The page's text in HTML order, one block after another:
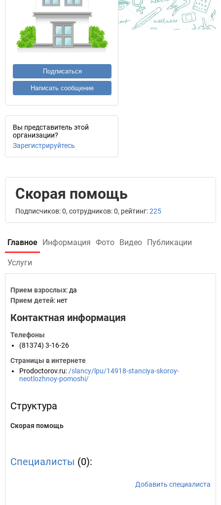
Подписаться
Написать сообщение
Вы представитель этой
организации?
Зарегистрируйтесь
Скорая помощь
Подписчиков: 0, сотрудников: 0, рейтинг:225
Главное Информация Фото Видео Публикации
Услуги
Прием взрослых: да
Прием детей: нет
Контактная информация
Телефоны
(81374) 3-16-26
Страницы в интернете
Prodoctorov.ru: /slancy/lpu/14918-stanciya-skoroy-
neotlozhnoy-pomoshi/
Структура
Скорая помощь
Специалисты (0):
Добавить специалиста